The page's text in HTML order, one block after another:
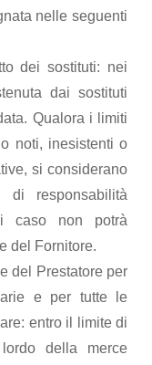
nelle seguenti
dei sostituti: nei
dai sostituti
Qualora i limiti
noti, inesistenti o
si considerano
responsabilità
caso non potrà
del Fornitore.
del Prestatore per
e per tutte le
entro il limite di
della merce